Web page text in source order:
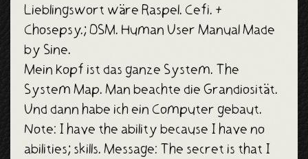
Lieblingswort wäre Raspel. Cefi. +
Chosepsy.; DSM. Human User Manual Made
by Sine.
Mein Kopf ist das ganze System. The
System Map. Man beachte die Grandiosität.
Und dann habe ich ein Computer gebaut.
Note: I have the ability because I have no
abilities; skills. Message: The secret is that I